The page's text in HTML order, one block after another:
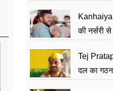
की नर्सरी
Tej
दल का गठन